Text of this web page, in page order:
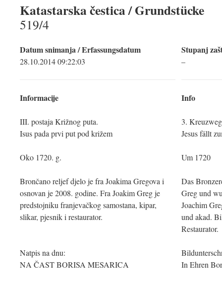
Katastarska čestica/ Grundstücke
519/4
Datum snimanja / Erfassungsdatum
28.10.2014 09:22:03
Informacije
III. postaja Križnog puta.
Isus pada prvi put pod križem
Oko 1720. g.
Brončano reljef djelo je fra Joakima Gregova i
osnovan je 2008. godine. Fra Joakim Greg je
predstojniku franjevačkog samostana, kipar,
slikar, pjesnik i restaurator.
Stupanj
–
Info
3.
Jesus fällt
Um 1720
Das
Greg und
Joachim
und akad.
Restaurator.
Natpis na dnu:
NA ČAST BORISA MESARICA
In Ehren